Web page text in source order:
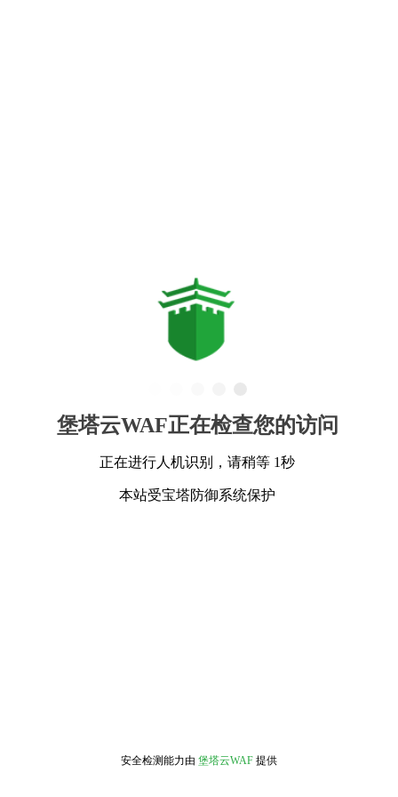
堡塔云WAF正在检查您的访问
正在进行人机识别，请稍等 1秒
本站受宝塔防御系统保护
安全检测能力由 堡塔云WAF 提供